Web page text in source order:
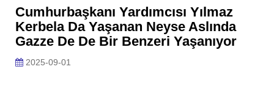
Cumhurbaşkanı Yardımcısı Yılmaz
Kerbela Da Yaşanan Neyse Aslında
Gazze De De Bir Benzeri Yaşanıyor
2025-09-01